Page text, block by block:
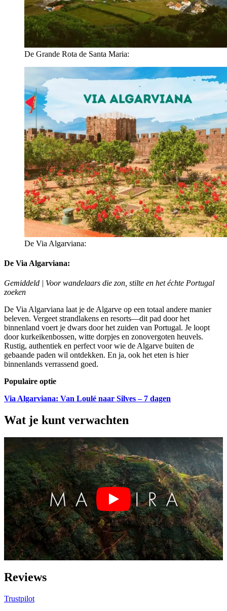
De Grande Rota de Santa Maria:
De Via Algarviana:
De Via Algarviana:
Gemiddeld | Voor wandelaars die zon, stilte en het échte Portugal
zoeken
De Via Algarviana laat je de Algarve op een totaal andere manier
beleven. Vergeet strandlakens en resorts—dit pad door het
binnenland voert je dwars door het zuiden van Portugal. Je loopt
door kurkeikenbossen, witte dorpjes en zonovergoten heuvels.
Rustig, authentiek en perfect voor wie de Algarve buiten de
gebaande paden wil ontdekken. En ja, ook het eten is hier
binnenlands verrassend goed.
Populaire optie
Via Algarviana: Van Loulé naar Silves – 7 dagen
Wat je kunt verwachten
Reviews
Trustpilot